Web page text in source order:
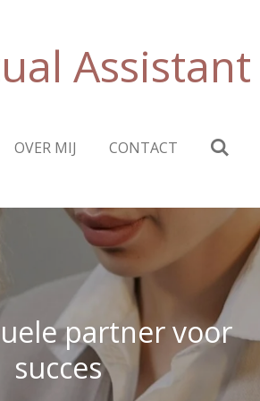
Assistant
OVER MIJ CONTACT
partner voor
succes